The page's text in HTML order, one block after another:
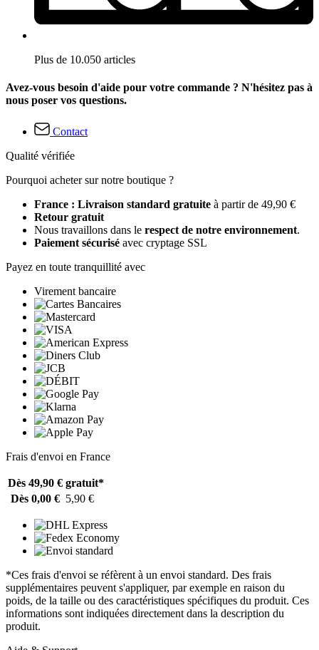
Plus de 10.050 articles
Avez-vous besoin d'aide pour votre commande ? N'hésitez pas à
nous poser vos questions.
Contact
Qualité vérifiée
Pourquoi acheter sur notre boutique ?
France : Livraison standard gratuite à partir de 49,90 €
Retour gratuit
Nous travaillons dans le respect de notre environnement.
Paiement sécurisé avec cryptage SSL
Payez en toute tranquillité avec
Virement bancaire
Frais d'envoi en France
Dès 49,90 € gratuit*
Dès 0,00 € 5,90 €
*Ces frais d'envoi se réfèrent à un envoi standard. Des frais
supplémentaires peuvent s'appliquer, par exemple en raison du
poids, de la taille ou des caractéristiques spécifiques du produit. Ces
informations sont indiquées directement dans la description du
produit.